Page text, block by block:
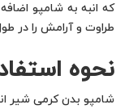
که انبه به شامپو
طراوت و آرامش را در
نحوه
شامپو بدن کرمی شیر